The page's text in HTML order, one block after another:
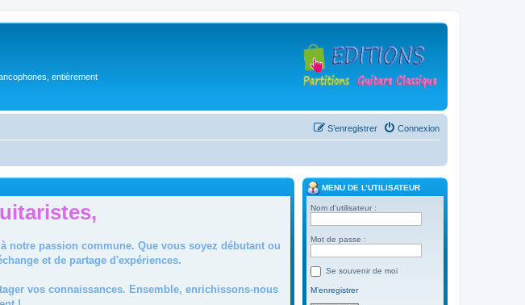
entièrement
Connexion
S’enregistrer
notre passion commune. Que vous soyez débutant ou
et de partage d'expériences.
vos connaissances. Ensemble, enrichissons-nous
MENU DE L’UTILISATEUR
Nom d’utilisateur :
Mot de passe :
Se souvenir de moi
M’enregistrer